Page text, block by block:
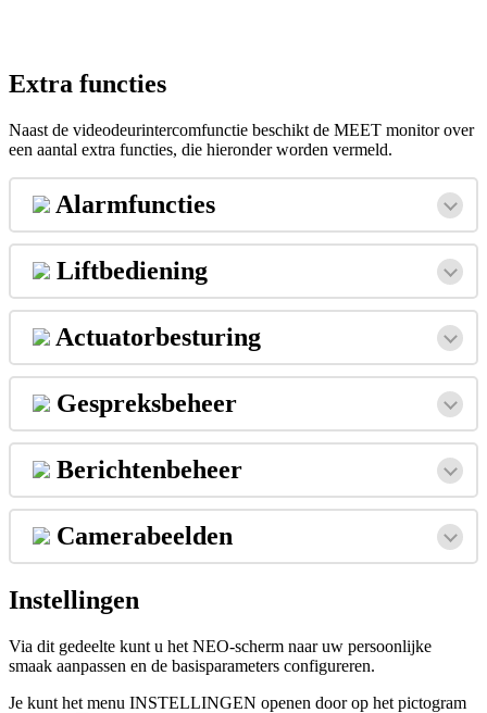
Extra functies
Naast de videodeurintercomfunctie beschikt de MEET monitor over
een aantal extra functies, die hieronder worden vermeld.
Alarmfuncties
Liftbediening
Actuatorbesturing
Gespreksbeheer
Berichtenbeheer
Camerabeelden
Instellingen
Via dit gedeelte kunt u het NEO-scherm naar uw persoonlijke
smaak aanpassen en de basisparameters configureren.
Je kunt het menu INSTELLINGEN openen door op het pictogram